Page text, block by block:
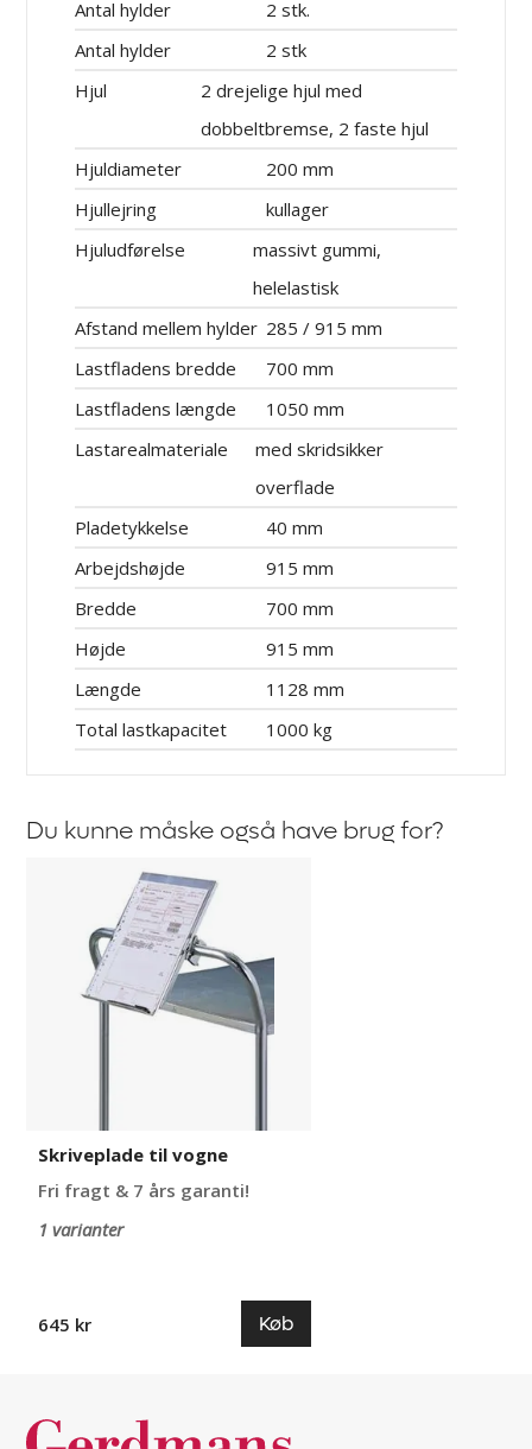
Antal hylder
2 stk.
Antal hylder
2 stk
Hjul
2 drejelige hjul med
dobbeltbremse, 2 faste hjul
Hjuldiameter
200 mm
Hjullejring
kullager
Hjuludførelse
massivt gummi,
helelastisk
Afstand mellem hylder 285 / 915 mm
Lastfladens bredde
700 mm
Lastfladens længde
1050 mm
Lastarealmateriale
med skridsikker
overflade
Pladetykkelse
40 mm
Arbejdshøjde
915 mm
Bredde
700 mm
Højde
915 mm
Længde
1128 mm
Total lastkapacitet
1000 kg
Du kunne måske også have brug for?
Skriveplade
Skriveplade til vogne
Fri fragt & 7 års garanti!
1 varianter
645 kr Køb